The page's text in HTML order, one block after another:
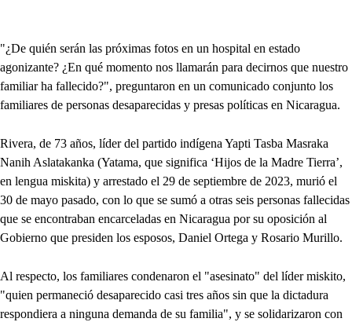
"¿De quién serán las próximas fotos en un hospital en estado
agonizante? ¿En qué momento nos llamarán para decirnos que nuestro
familiar ha fallecido?", preguntaron en un comunicado conjunto los
familiares de personas desaparecidas y presas políticas en Nicaragua.
Rivera, de 73 años, líder del partido indígena Yapti Tasba Masraka
Nanih Aslatakanka (Yatama, que significa ‘Hijos de la Madre Tierra’,
en lengua miskita) y arrestado el 29 de septiembre de 2023, murió el
30 de mayo pasado, con lo que se sumó a otras seis personas fallecidas
que se encontraban encarceladas en Nicaragua por su oposición al
Gobierno que presiden los esposos, Daniel Ortega y Rosario Murillo.
Al respecto, los familiares condenaron el "asesinato" del líder miskito,
"quien permaneció desaparecido casi tres años sin que la dictadura
respondiera a ninguna demanda de su familia", y se solidarizaron con